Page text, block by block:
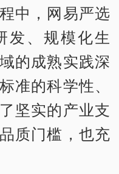
中，网易严选
发、规模化生
的成熟实践深
准的科学性、
坚实的产业支
质门槛，也充